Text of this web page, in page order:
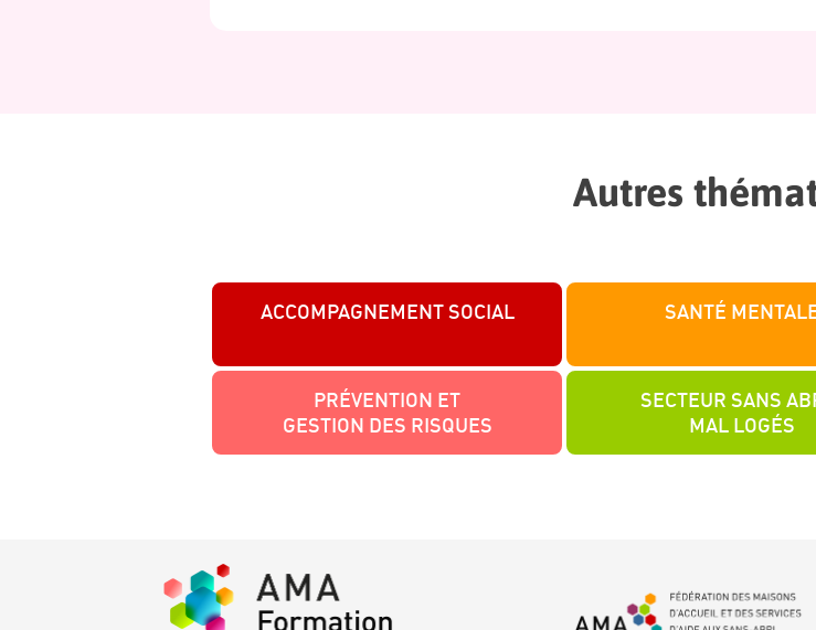
Autres
ACCOMPAGNEMENT SOCIAL SANTÉ
PRÉVENTION ET
GESTION DES RISQUES
SECTEUR SANS
MAL LOGÉS